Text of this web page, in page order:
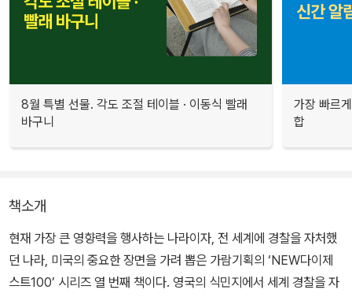
8월 특별 선물. 각도 조절 테이블 · 이동식 빨래
바구니
가장 빠르
합
책소개
현재 가장 큰 영향력을 행사하는 나라이자, 전 세계에 경찰을 자처했
던 나라, 미국의 중요한 장면을 가려 뽑은 가람기획의 ‘NEW다이제
스트100’ 시리즈 열 번째 책이다. 영국의 식민지에서 세계 경찰을 자